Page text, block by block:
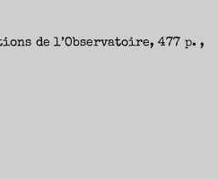
de l’Observatoire, 477 p. ,